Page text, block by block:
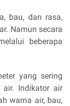
bau, dan rasa,
Namun secara
beberapa
yang sering
air. Indikator air
warna air, bau,